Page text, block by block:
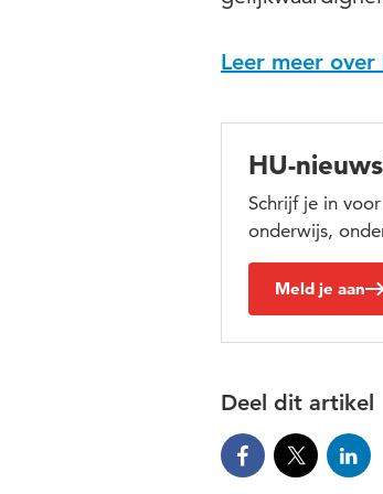
Leer meer
HU-
Schrijf je in
onderwijs,
Meld je aan
Deel dit artikel